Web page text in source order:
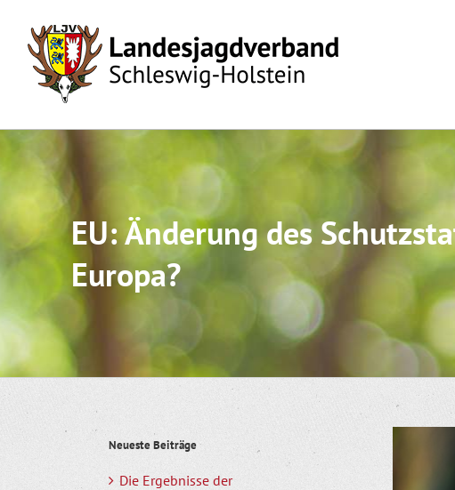
content
EU: Änderung des
Europa?
Neueste Beiträge
Die Ergebnisse der